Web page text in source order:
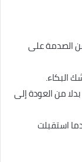
الصدمة على
البكاء.
من العودة إلى
استقبلت